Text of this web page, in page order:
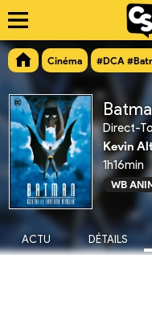
Cinéma #DCA
Direct-
Kevin
1h16min
WB
ACTU DÉTAILS